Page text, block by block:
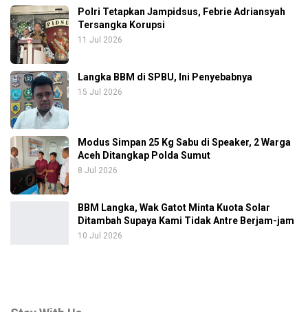
Polri Tetapkan Jampidsus, Febrie Adriansyah
Tersangka Korupsi
11 Jul 2026
Langka BBM di SPBU, Ini Penyebabnya
15 Jul 2026
Modus Simpan 25 Kg Sabu di Speaker, 2 Warga
Aceh Ditangkap Polda Sumut
8 Jul 2026
BBM Langka, Wak Gatot Minta Kuota Solar
Ditambah Supaya Kami Tidak Antre Berjam-jam
10 Jul 2026